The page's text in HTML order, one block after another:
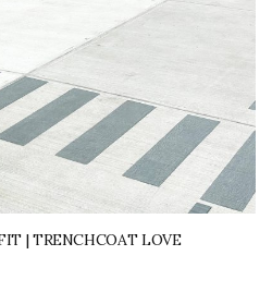
| TRENCHCOAT LOVE